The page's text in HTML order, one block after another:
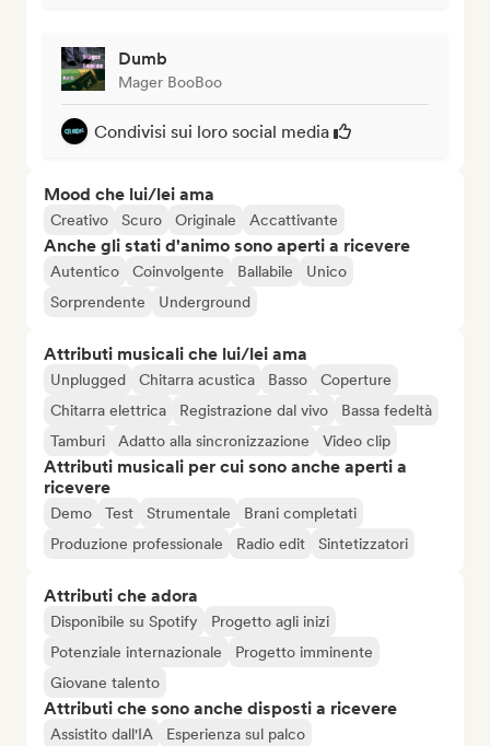
Dumb
Mager BooBoo
Condivisi sui loro social media
Mood che lui/lei ama
Creativo Scuro Originale Accattivante
Anche gli stati d'animo sono aperti a ricevere
Autentico Coinvolgente Ballabile
Unico
Sorprendente
Underground
Attributi musicali che lui/lei ama
Unplugged Chitarra acustica Basso
Coperture
Chitarra elettrica
Registrazione dal vivo
Bassa fedeltà
Tamburi
Adatto alla sincronizzazione Video clip
Attributi musicali per cui sono anche aperti a
ricevere
Demo Test Strumentale
Brani completati
Produzione professionale
Radio edit Sintetizzatori
Attributi che adora
Disponibile su Spotify
Progetto agli inizi
Potenziale internazionale
Progetto imminente
Giovane talento
Attributi che sono anche disposti a ricevere
Assistito dall'IA Esperienza sul palco